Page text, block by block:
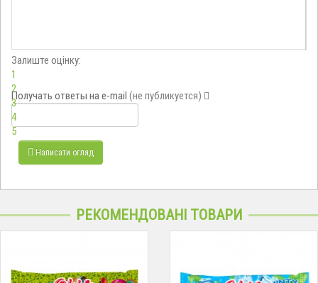
Залиште оцінку:
1
2
3
4
5
Получать ответы на e-mail (не публикуется)
Написати огляд
РЕКОМЕНДОВАНІ ТОВАРИ